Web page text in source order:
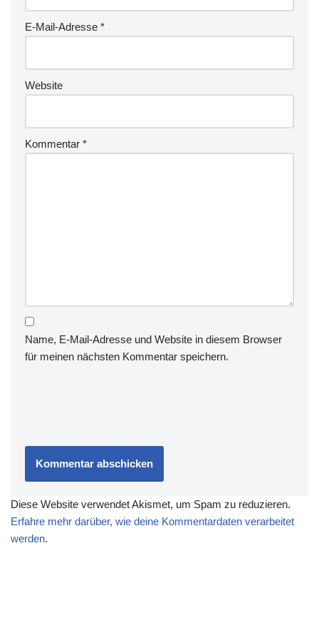
E-Mail-Adresse *
Website
Kommentar *
Name, E-Mail-Adresse und Website in diesem Browser
für meinen nächsten Kommentar speichern.
Diese Website verwendet Akismet, um Spam zu reduzieren.
Erfahre mehr darüber, wie deine Kommentardaten verarbeitet
werden.